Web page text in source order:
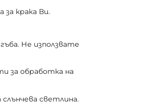
крака Ви.
Не използвате
за обработка на
светлина.